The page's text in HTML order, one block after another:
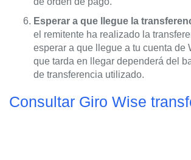
Esperar a que llegue la
el remitente ha realizado la
esperar a que llegue a tu cuenta de
que tarda en llegar dependerá del
de transferencia utilizado.
Consultar Giro Wise